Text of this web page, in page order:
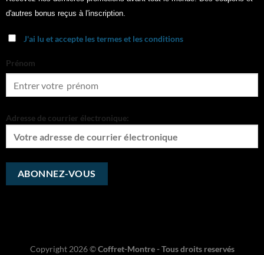
d'autres bonus reçus à l'inscription.
J'ai lu et accepte les termes et les conditions
Prénom
Adresse de courrier électronique:
Copyright 2026 ©Coffret-Montre - Tous droits reservés